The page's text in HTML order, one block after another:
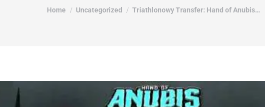
You are here:
Home Uncategorized Triathlonowy Transfer: Hand of Anubis…